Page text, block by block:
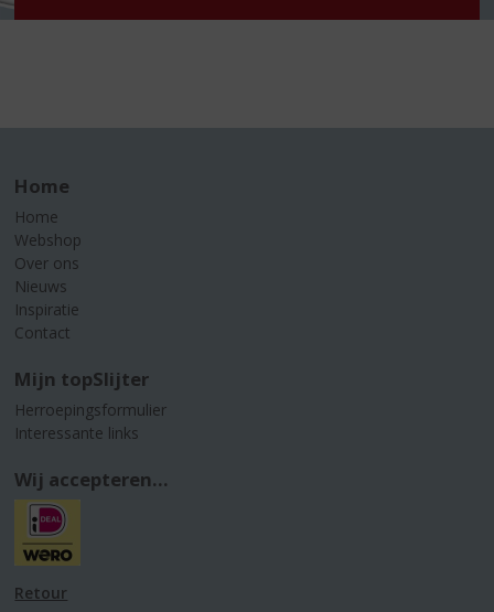
Home
Home
Webshop
Over ons
Nieuws
Inspiratie
Contact
Mijn topSlijter
Herroepingsformulier
Interessante links
Wij accepteren...
Retour